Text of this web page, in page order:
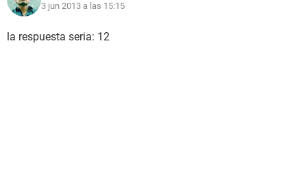
3 jun 2013 a las 15:15
la respuesta seria: 12